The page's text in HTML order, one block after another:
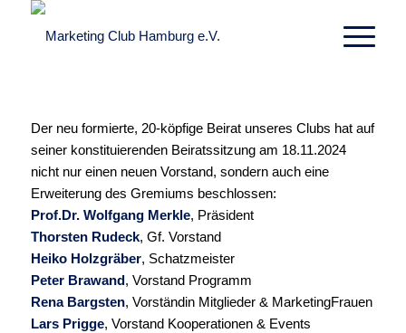
Der neu formierte, 20-köpfige Beirat unseres Clubs hat auf
seiner konstituierenden Beiratssitzung am 18.11.2024
nicht nur einen neuen Vorstand, sondern auch eine
Erweiterung des Gremiums beschlossen:
Prof.Dr. Wolfgang Merkle, Präsident
Thorsten Rudeck, Gf. Vorstand
Heiko Holzgräber, Schatzmeister
Peter Brawand, Vorstand Programm
Rena Bargsten, Vorständin Mitglieder & MarketingFrauen
Lars Prigge, Vorstand Kooperationen & Events